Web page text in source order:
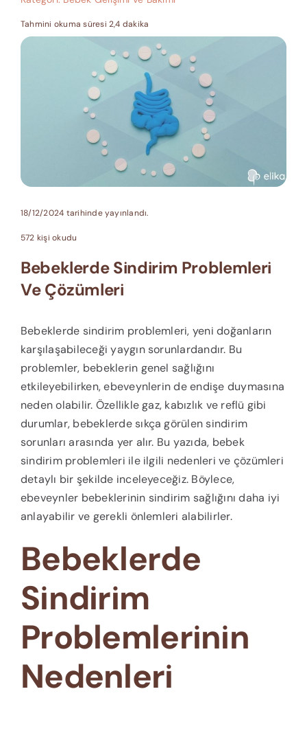
Tahmini okuma süresi 2,4 dakika
18/12/2024 tarihinde yayınlandı.
572 kişi okudu
Bebeklerde Sindirim Problemleri
Ve Çözümleri
Bebeklerde sindirim problemleri, yeni doğanların
karşılaşabileceği yaygın sorunlardandır. Bu
problemler, bebeklerin genel sağlığını
etkileyebilirken, ebeveynlerin de endişe duymasına
neden olabilir. Özellikle gaz, kabızlık ve reflü gibi
durumlar, bebeklerde sıkça görülen sindirim
sorunları arasında yer alır. Bu yazıda, bebek
sindirim problemleri ile ilgili nedenleri ve çözümleri
detaylı bir şekilde inceleyeceğiz. Böylece,
ebeveynler bebeklerinin sindirim sağlığını daha iyi
anlayabilir ve gerekli önlemleri alabilirler.
Bebeklerde
Sindirim
Problemlerinin
Nedenleri